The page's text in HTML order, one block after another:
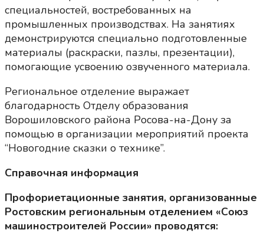
специальностей, востребованных на
промышленных производствах. На занятиях
демонстрируются специально подготовленные
материалы (раскраски, пазлы, презентации),
помогающие усвоению озвученного материала.
Региональное отделение выражает
благодарность Отделу образования
Ворошиловского района Росова-на-Дону за
помощью в организации мероприятий проекта
“Новогодние сказки о технике”.
Справочная информация
Профориетационные занятия, организованные
Ростовским региональным отделением «Союз
машиностроителей России» проводятся: